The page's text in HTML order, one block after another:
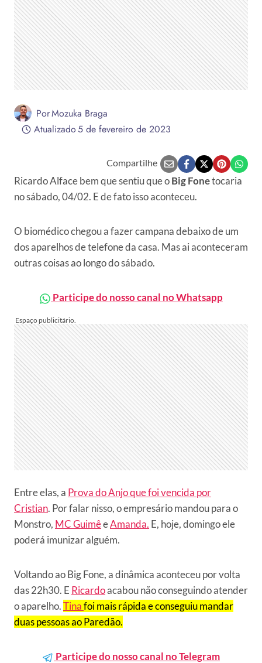
PorMozuka Braga
Atualizado5 de fevereiro de 2023
Compartilhe
Ricardo Alface bem que sentiu que oBig Fonetocaria
no sábado, 04/02. E de fato isso aconteceu.
O biomédico chegou a fazer campana debaixo de um
dos aparelhos de telefone da casa. Mas ai aconteceram
outras coisas ao longo do sábado.
Participe do nosso canal no Whatsapp
Entre elas, a Prova do Anjo que foi vencida por
Cristian. Por falar nisso, o empresário mandou para o
Monstro, MC GuimêeAmanda. E, hoje, domingo ele
poderá imunizar alguém.
Voltando ao Big Fone, a dinâmica aconteceu por volta
das 22h30. E Ricardoacabou não conseguindo atender
o aparelho.Tinafoi mais rápida e conseguiu mandar
duas pessoas ao Paredão.
Participe do nosso canal no Telegram